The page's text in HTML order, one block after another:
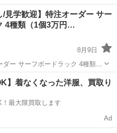
12km/h ■耐荷重：150kg ■連続使
ョギング バーウィング
/見学歓迎】特注オーダー サー
4種類（1個3万円…
8月9日
ダー サーフボードラック 4種類
けバー付 ​説明文 ​【オー
ただきありがと
マリンスポーツ
】着なくなった洋服、買取り
最大限買取します
Ad